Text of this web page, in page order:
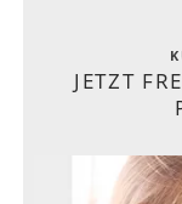
JETZT